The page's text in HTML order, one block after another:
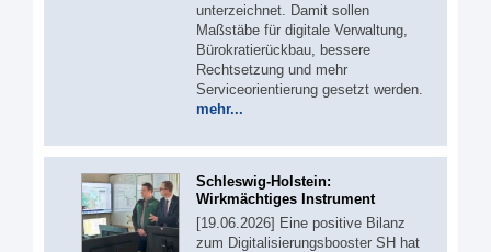
unterzeichnet. Damit sollen
Maßstäbe für digitale Verwaltung,
Bürokratierückbau, bessere
Rechtsetzung und mehr
Serviceorientierung gesetzt werden.
mehr...
Schleswig-Holstein:
Wirkmächtiges Instrument
[19.06.2026] Eine positive Bilanz
zum Digitalisierungsbooster SH hat